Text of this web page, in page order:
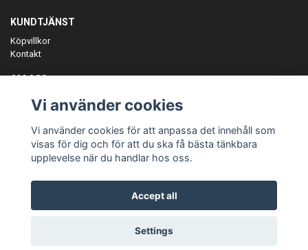
KUNDTJÄNST
Köpvillkor
Kontakt
OM OSS
ANMÄL DIG TILL VÅRT NYHETSBREV
Prenumerera
© Copyright Teamgear
Vi använder cookies
Vi använder cookies för att anpassa det innehåll som
visas för dig och för att du ska få bästa tänkbara
upplevelse när du handlar hos oss.
Accept all
Settings